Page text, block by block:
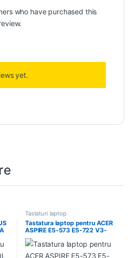
who have purchased this
yet.
Tastaturi laptop
Tastatura laptop pentru ACER
ASPIRE E5-573 E5-722 V3-
574 E5-532